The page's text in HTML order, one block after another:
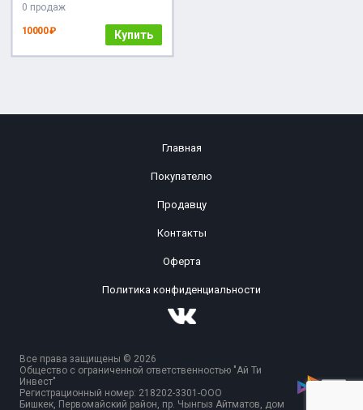
0 продаж
10000 ₽ Купить
Главная
Покупателю
Продавцу
Контакты
Оферта
Политика конфиденциальности
Все права защищены © 2026
Общество с ограниченной ответственностью "Ай Ти
Инвест"
Регистрационный номер: 218202-3301-ООО
Бишкек, Первомайский район, пр. Чынгыз Айтматов, дом